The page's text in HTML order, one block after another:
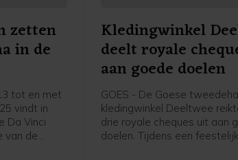
zetten
in de
tot en met
vindt in
Da Vinci
van de
Kledingwinkel
deelt royale
aan goede doelen
GOES - De Goese
kledingwinkel Deeltwee
drie royale cheques uit aan
doelen. Tijdens een